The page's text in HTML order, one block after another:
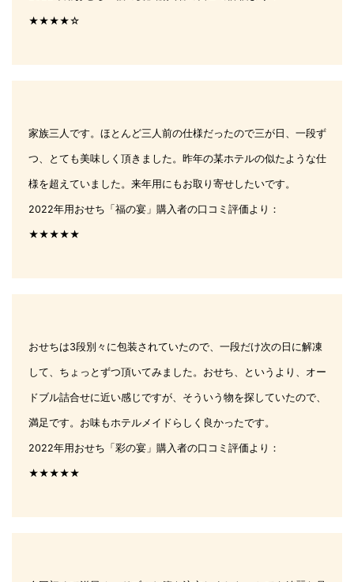
★★★★☆
家族三人です。ほとんど三人前の仕様だったので三が日、一段ず
つ、とても美味しく頂きました。昨年の某ホテルの似たような仕
様を超えていました。来年用にもお取り寄せしたいです。
2022年用おせち「福の宴」購入者の口コミ評価より：
★★★★★
おせちは3段別々に包装されていたので、一段だけ次の日に解凍
して、ちょっとずつ頂いてみました。おせち、というより、オー
ドブル詰合せに近い感じですが、そういう物を探していたので、
満足です。お味もホテルメイドらしく良かったです。
2022年用おせち「彩の宴」購入者の口コミ評価より：
★★★★★